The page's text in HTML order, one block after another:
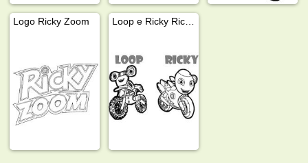
Logo Ricky Zoom